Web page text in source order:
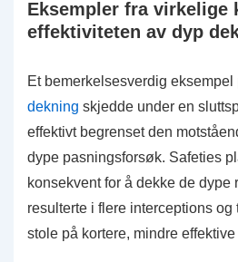
Eksempler fra virkelige
effektiviteten av dyp
Et bemerkelsesverdig eksempel
dekning skjedde under en
effektivt begrenset den
dype pasningsforsøk. Safeties
konsekvent for å dekke de dype
resulterte i flere interceptions og
stole på kortere, mindre